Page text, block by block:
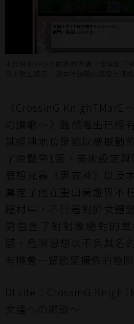
《CrossinG KnighTMarE
の讃歌～》雖然推出已經
其經典地位是難以被撼動
了原聲帶1張、美術設定
思想光靠《黑夜神》以及
奠定了他在重口黃遊界不
題材中，不只是對於女體
更包含了對對象絕對的
感，危險思想以不負其名
有機會一瞥慾望擴張的極限
DLsite： CrossinG
女達への讃歌～